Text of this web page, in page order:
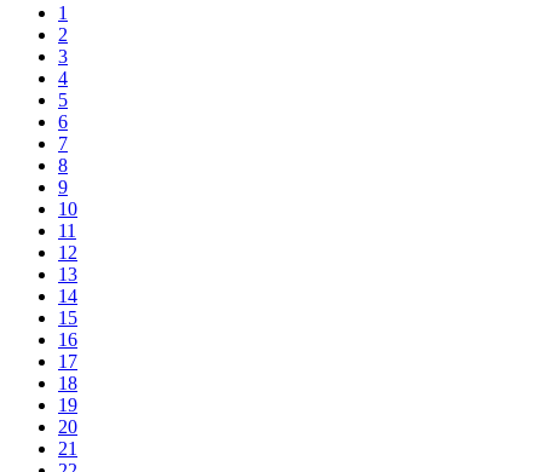
1
2
3
4
5
6
7
8
9
10
11
12
13
14
15
16
17
18
19
20
21